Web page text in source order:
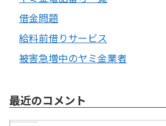
借金問題
給料前借りサービス
被害急増中のヤミ金業者
最近のコメント